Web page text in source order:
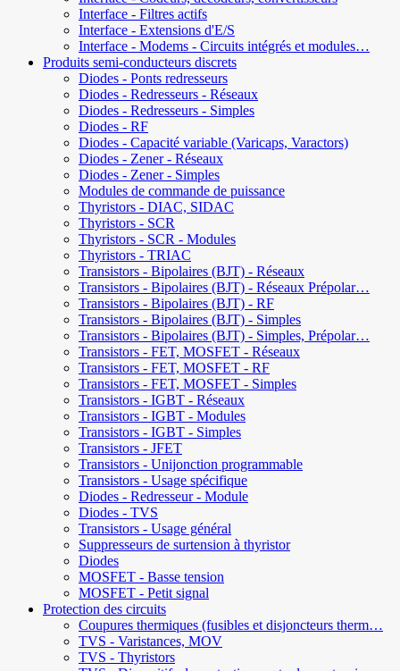
Interface - Filtres actifs
Interface - Extensions d'E/S
Interface - Modems - Circuits intégrés et modules…
Produits semi-conducteurs discrets
Diodes - Ponts redresseurs
Diodes - Redresseurs - Réseaux
Diodes - Redresseurs - Simples
Diodes - RF
Diodes - Capacité variable (Varicaps, Varactors)
Diodes - Zener - Réseaux
Diodes - Zener - Simples
Modules de commande de puissance
Thyristors - DIAC, SIDAC
Thyristors - SCR
Thyristors - SCR - Modules
Thyristors - TRIAC
Transistors - Bipolaires (BJT) - Réseaux
Transistors - Bipolaires (BJT) - Réseaux Prépolar…
Transistors - Bipolaires (BJT) - RF
Transistors - Bipolaires (BJT) - Simples
Transistors - Bipolaires (BJT) - Simples, Prépolar…
Transistors - FET, MOSFET - Réseaux
Transistors - FET, MOSFET - RF
Transistors - FET, MOSFET - Simples
Transistors - IGBT - Réseaux
Transistors - IGBT - Modules
Transistors - IGBT - Simples
Transistors - JFET
Transistors - Unijonction programmable
Transistors - Usage spécifique
Diodes - Redresseur - Module
Diodes - TVS
Transistors - Usage général
Suppresseurs de surtension à thyristor
Diodes
MOSFET - Basse tension
MOSFET - Petit signal
Protection des circuits
Coupures thermiques (fusibles et disjoncteurs therm…
TVS - Varistances, MOV
TVS - Thyristors